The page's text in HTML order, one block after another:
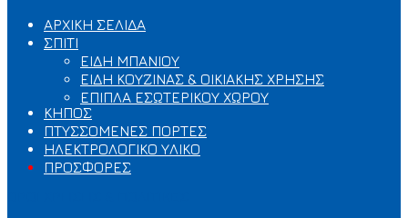
ΑΡΧΙΚΗ ΣΕΛΙΔΑ
ΣΠΙΤΙ
ΕΙΔΗ ΜΠΑΝΙΟΥ
ΕΙΔΗ ΚΟΥΖΙΝΑΣ & ΟΙΚΙΑΚΗΣ ΧΡΗΣΗΣ
ΕΠΙΠΛΑ ΕΣΩΤΕΡΙΚΟΥ ΧΩΡΟΥ
ΚΗΠΟΣ
ΠΤΥΣΣΟΜΕΝΕΣ ΠΟΡΤΕΣ
ΗΛΕΚΤΡΟΛΟΓΙΚΟ ΥΛΙΚΟ
ΠΡΟΣΦΟΡΕΣ